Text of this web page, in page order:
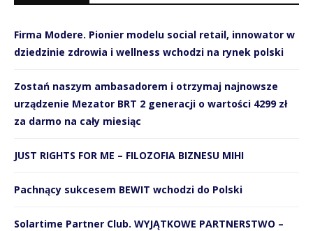
Firma Modere. Pionier modelu social retail, innowator w
dziedzinie zdrowia i wellness wchodzi na rynek polski
Zostań naszym ambasadorem i otrzymaj najnowsze
urządzenie Mezator BRT 2 generacji o wartości 4299 zł
za darmo na cały miesiąc
JUST RIGHTS FOR ME – FILOZOFIA BIZNESU MIHI
Pachnący sukcesem BEWIT wchodzi do Polski
Solartime Partner Club. WYJĄTKOWE PARTNERSTWO –